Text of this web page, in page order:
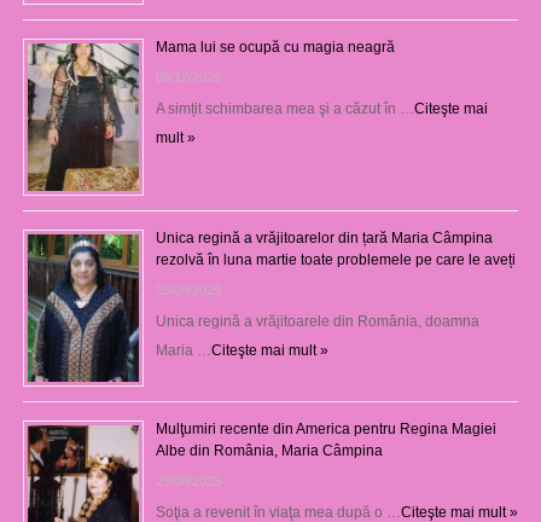
Mama lui se ocupă cu magia neagră
05/12/2025
A simțit schimbarea mea şi a căzut în … Citeşte mai
mult »
Unica regină a vrăjitoarelor din țară Maria Câmpina
rezolvă în luna martie toate problemele pe care le aveți
25/09/2025
Unica regină a vrăjitoarele din România, doamna
Maria … Citeşte mai mult »
Mulţumiri recente din America pentru Regina Magiei
Albe din România, Maria Câmpina
23/08/2025
Soţia a revenit în viaţa mea după o … Citeşte mai mult »